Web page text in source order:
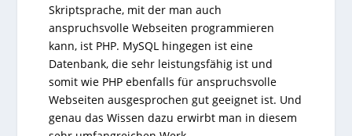
Skriptsprache, mit der man auch
anspruchsvolle Webseiten programmieren
kann, ist PHP. MySQL hingegen ist eine
Datenbank, die sehr leistungsfähig ist und
somit wie PHP ebenfalls für anspruchsvolle
Webseiten ausgesprochen gut geeignet ist. Und
genau das Wissen dazu erwirbt man in diesem